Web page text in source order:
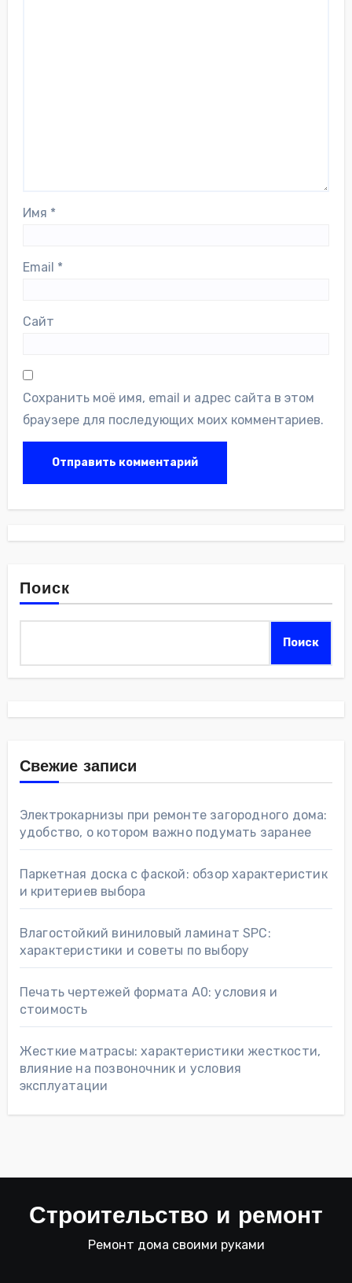
Имя *
Email *
Сайт
Сохранить моё имя, email и адрес сайта в этом
браузере для последующих моих комментариев.
Поиск
Поиск
Свежие записи
Электрокарнизы при ремонте загородного дома:
удобство, о котором важно подумать заранее
Паркетная доска с фаской: обзор характеристик
и критериев выбора
Влагостойкий виниловый ламинат SPC:
характеристики и советы по выбору
Печать чертежей формата А0: условия и
стоимость
Жесткие матрасы: характеристики жесткости,
влияние на позвоночник и условия
эксплуатации
Строительство и ремонт
Ремонт дома своими руками